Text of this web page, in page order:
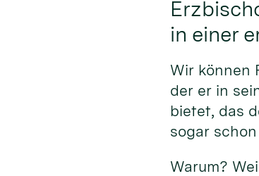
in einer
Wir können
der er in
bietet, das
sogar
Warum?